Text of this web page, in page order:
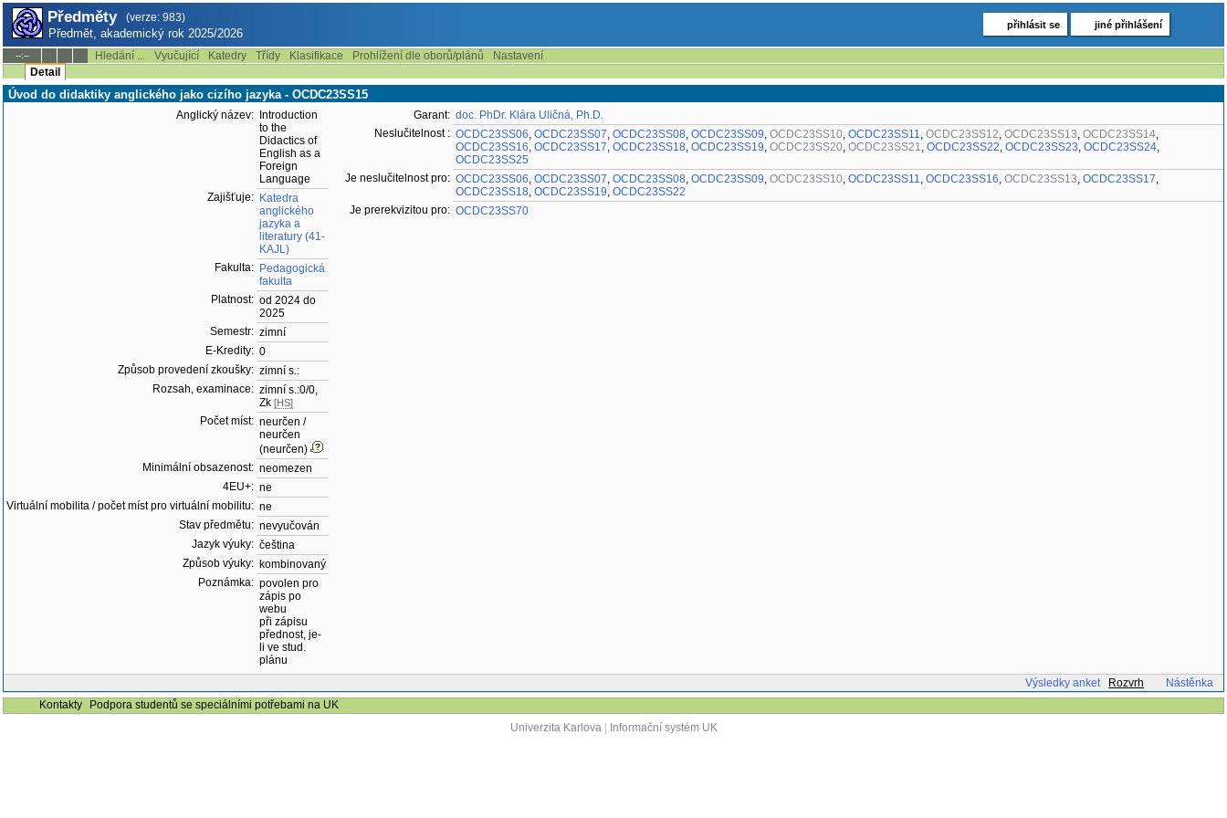
Předměty (verze: 983)
Předmět, akademický rok 2025/2026
přihlásit se jiné přihlášení
--:-- Hledání ... Vyučující Katedry Třídy Klasifikace Prohlížení dle oborů/plánů
Nastavení
Detail
Úvod do didaktiky anglického jako cizího jazyka - OCDC23SS15
Anglický název:
Introduction
to the
Didactics of
English as a
Foreign
Language
Zajišťuje: Katedra
anglického
jazyka a
literatury (41-
KAJL)
Fakulta: Pedagogická
fakulta
Platnost: od 2024 do
2025
Semestr: zimní
E-Kredity: 0
Způsob provedení zkoušky: zimní s.:
Rozsah, examinace: zimní s.:0/0,
Zk [HS]
Počet míst: neurčen /
neurčen
(neurčen)
Minimální obsazenost: neomezen
4EU+: ne
Virtuální mobilita / počet míst pro virtuální mobilitu: ne
Stav předmětu: nevyučován
Jazyk výuky: čeština
Způsob výuky: kombinovaný
Poznámka: povolen pro
zápis po
webu
při zápisu
přednost, je-
li ve stud.
plánu
Garant: doc. PhDr. Klára Uličná, Ph.D.
Neslučitelnost : OCDC23SS06, OCDC23SS07, OCDC23SS08, OCDC23SS09, OCDC23SS10, OCDC23SS11, OCDC23SS12, OCDC23SS13, OCDC23SS14,
OCDC23SS16, OCDC23SS17, OCDC23SS18, OCDC23SS19, OCDC23SS20, OCDC23SS21, OCDC23SS22, OCDC23SS23, OCDC23SS24,
OCDC23SS25
Je neslučitelnost pro: OCDC23SS06, OCDC23SS07, OCDC23SS08, OCDC23SS09, OCDC23SS10, OCDC23SS11, OCDC23SS16, OCDC23SS13, OCDC23SS17,
OCDC23SS18, OCDC23SS19, OCDC23SS22
Je prerekvizitou pro: OCDC23SS70
Výsledky anket Rozvrh
Nástěnka
Kontakty
Podpora studentů se speciálními potřebami na UK
Univerzita Karlova| Informační systém UK